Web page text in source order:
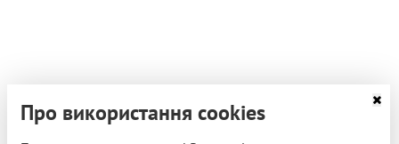
Про використання cookies